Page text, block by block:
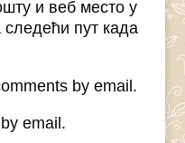
и веб место у
пут када
by email.
email.